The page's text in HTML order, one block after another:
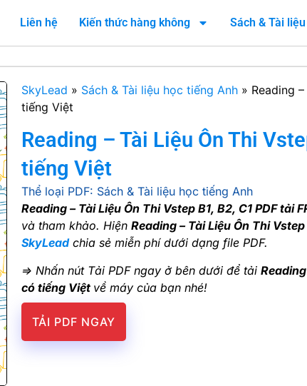
Liên hệ Kiến thức hàng không Sách & Tài
SkyLead » Sách & Tài liệu học tiếng Anh» Reading
tiếng Việt
Reading – Tài Liệu Ôn Thi
tiếng Việt
Thể loại PDF: Sách & Tài liệu học tiếng Anh
Reading – Tài Liệu Ôn Thi Vstep B1, B2, C1 PDF tải
và tham khảo. Hiện Reading – Tài Liệu Ôn Thi
SkyLeadchia sẻ miễn phí dưới dạng file PDF.
=> Nhấn nút Tải PDF ngay ở bên dưới để tải
có tiếng Việt về máy của bạn nhé!
TẢI PDF NGAY